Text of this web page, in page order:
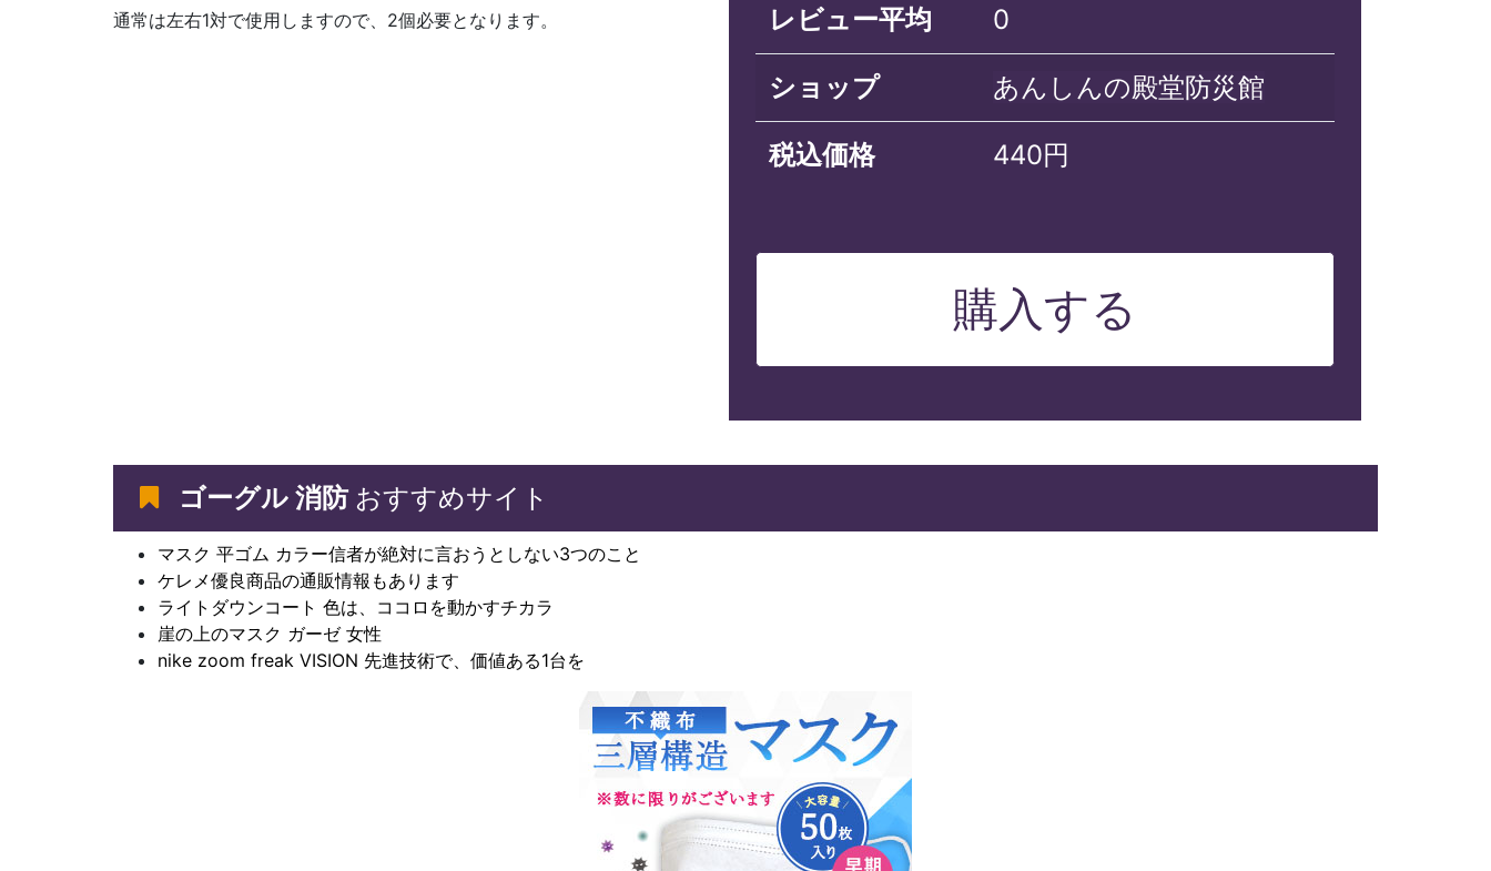
通常は左右1対で使用しますので、2個必要となります。
レビュー平均 0
ショップ あんしんの殿堂防災館
税込価格 440円
購入する
ゴーグル 消防おすすめサイト
マスク 平ゴム カラー信者が絶対に言おうとしない3つのこと
ケレメ優良商品の通販情報もあります
ライトダウンコート 色は、ココロを動かすチカラ
崖の上のマスク ガーゼ 女性
nike zoom freak VISION 先進技術で、価値ある1台を